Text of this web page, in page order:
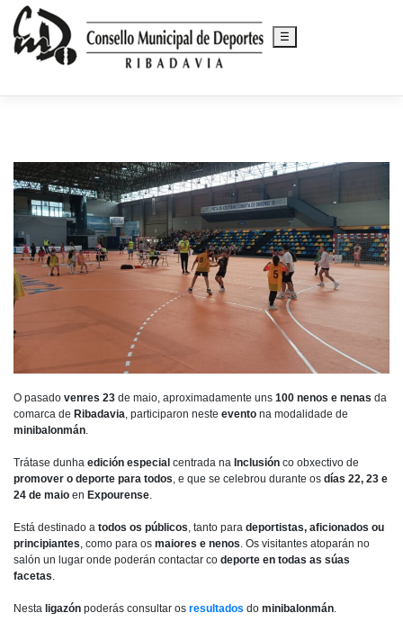
al
☰
O pasado venres 23 de maio, aproximadamente uns 100 nenos e nenas da
comarca de Ribadavia, participaron neste evento na modalidade de
minibalonmán.
Trátase dunha edición especial centrada na Inclusión co obxectivo de
promover o deporte para todos, e que se celebrou durante os días 22, 23 e
24 de maio en Expourense.
Está destinado a todos os públicos, tanto para deportistas, aficionados ou
principiantes, como para os maiores e nenos. Os visitantes atoparán no
salón un lugar onde poderán contactar co deporte en todas as súas
facetas.
Nesta ligazón poderás consultar os resultados do minibalonmán.